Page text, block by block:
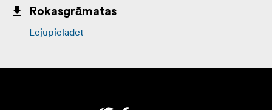
Rokasgrāmatas
Lejupielādēt